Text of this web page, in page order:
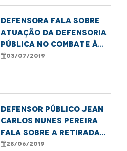
Defensora fala sobre
atuação da Defensoria
Pública no combate à
discriminação racial
03/07/2019
Defensor público Jean
Carlos Nunes Pereira
fala sobre a retirada
de cercas dos campos
28/06/2019